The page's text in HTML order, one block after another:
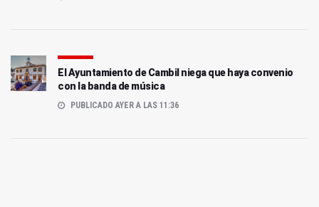
El Ayuntamiento de Cambil niega que haya convenio
con la banda de música
PUBLICADO AYER A LAS 11:36